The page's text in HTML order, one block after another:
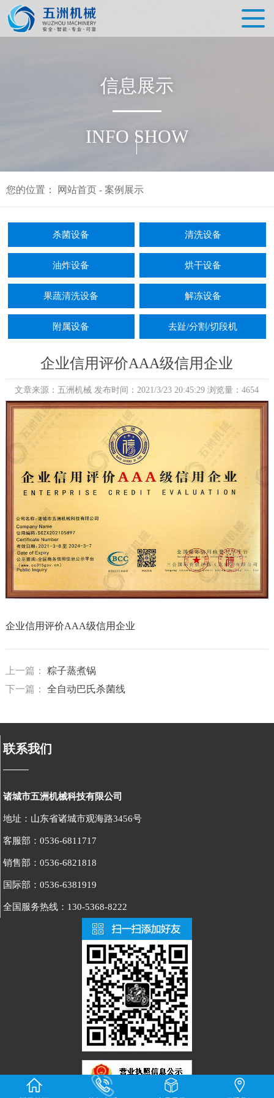
信息 展示
INFO SHOW
您的位置： 网站首页 - 案例展示
杀菌设备 清洗设备
油炸设备 烘干设备
果蔬清洗设备 解冻设备
附属设备 去趾/分割/切段机
企业信用评价AAA级信用企业
文章来源：五洲机械 发布时间：2021/3/23 20:45:29 浏览量：4654
企业信用评价AAA级信用企业
上一篇：
粽子蒸煮锅
下一篇：
全自动巴氏杀菌线
联系我们
诸城市五洲机械科技有限公司
地址：山东省诸城市观海路3456号
客服部：0536-6811717
销售部：0536-6821818
国际部：0536-6381919
全国服务热线：130-5368-8222